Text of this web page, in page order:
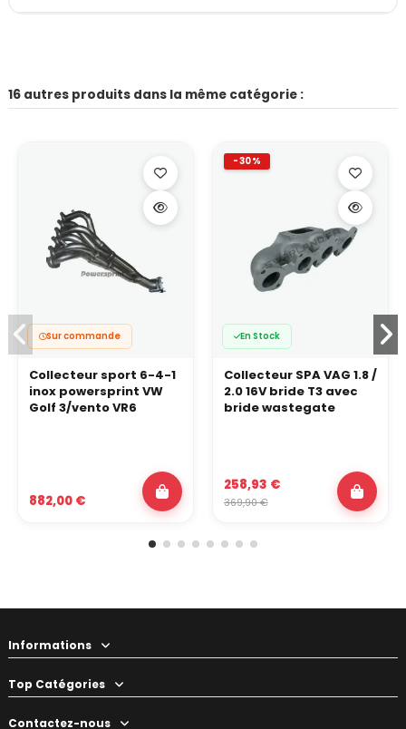
16 autres produits dans la même catégorie :
Sur commande
Collecteur sport 6-4-1
inox powersprint VW
Golf 3/vento VR6
882,00 €
-30%
En Stock
Collecteur SPA VAG 1.8 /
2.0 16V bride T3 avec
bride wastegate
258,93 €
369,90 €
Informations
Top Catégories
Contactez-nous